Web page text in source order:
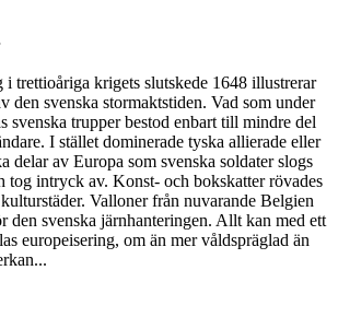
i trettioåriga krigets slutskede 1648 illustrerar
den svenska stormaktstiden. Vad som under
svenska trupper bestod enbart till mindre del
I stället dominerade tyska allierade eller
delar av Europa som svenska soldater slogs
tog intryck av. Konst- och bokskatter rövades
Valloner från nuvarande Belgien
den svenska järnhanteringen. Allt kan med ett
europeisering, om än mer våldspräglad än